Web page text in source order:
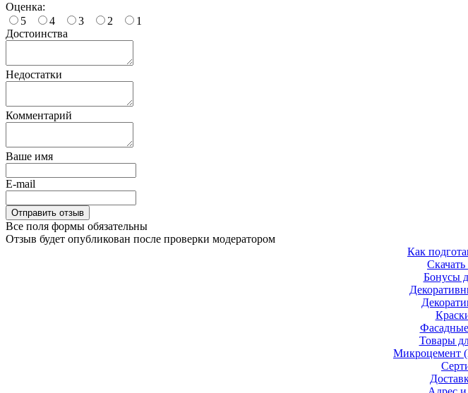
Оценка:
5
4 3 2
1
Достоинства
Недостатки
Комментарий
Ваше имя
E-mail
Все поля формы обязательны
Отзыв будет опубликован после проверки модератором
Как
Бонусы
Товары
Микроцемент